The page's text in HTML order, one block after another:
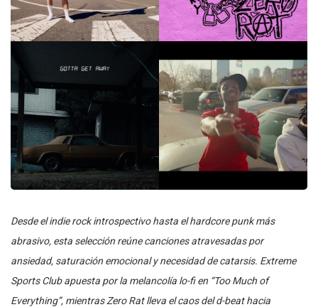
Desde el indie rock introspectivo hasta el hardcore punk más
abrasivo, esta selección reúne canciones atravesadas por
ansiedad, saturación emocional y necesidad de catarsis. Extreme
Sports Club apuesta por la melancolía lo-fi en “Too Much of
Everything”, mientras Zero Rat lleva el caos del d-beat hacia